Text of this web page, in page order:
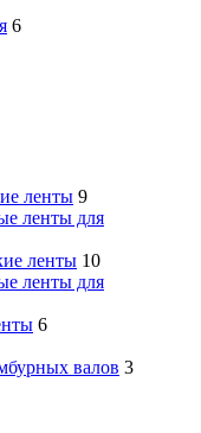
6
ленты 9
ленты для
ленты 10
ленты для
6
валов 3